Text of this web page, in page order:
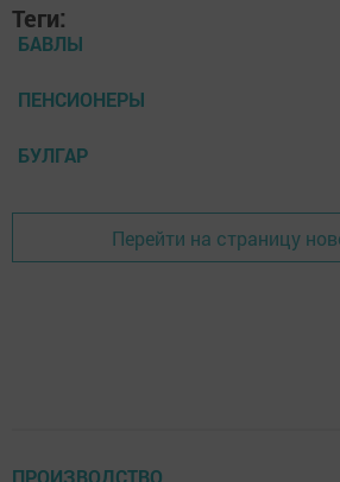
Теги:
БАВЛЫ
ПЕНСИОНЕРЫ
БУЛГАР
Перейти на страницу